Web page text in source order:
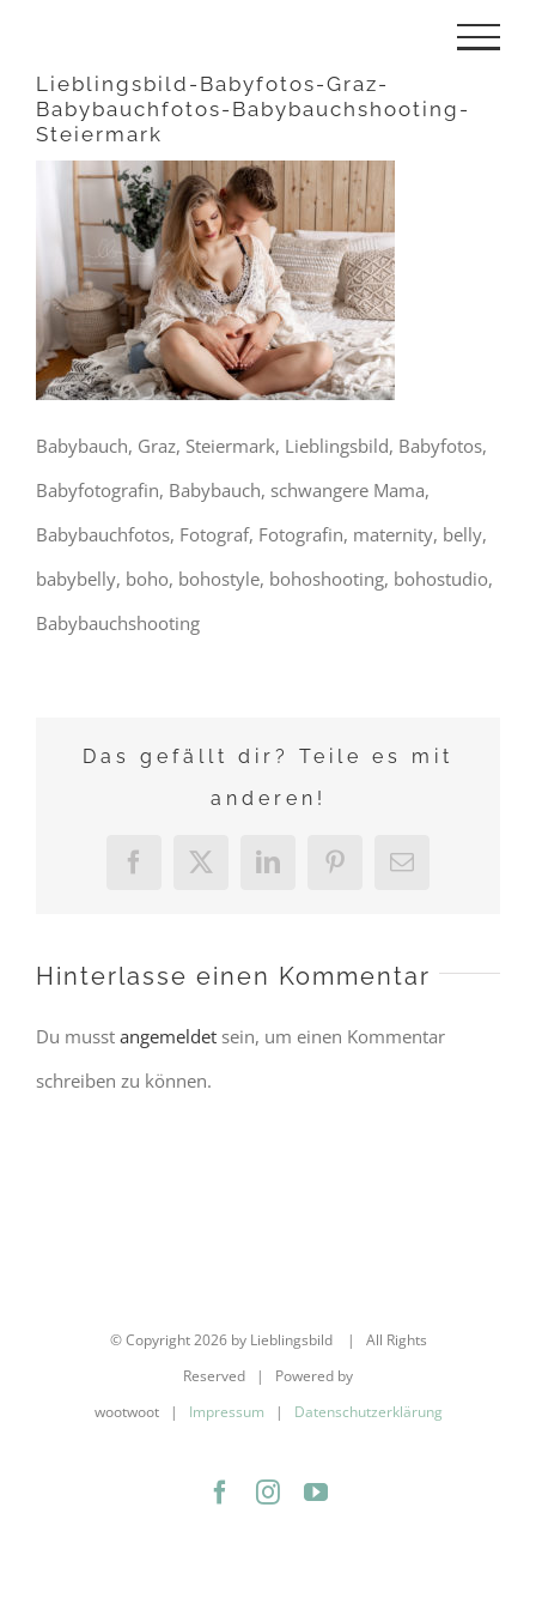
springen
Lieblingsbild-Babyfotos-Graz-
Babybauchfotos-Babybauchshooting-
Steiermark
Babybauch, Graz, Steiermark, Lieblingsbild, Babyfotos,
Babyfotografin, Babybauch, schwangere Mama,
Babybauchfotos, Fotograf, Fotografin, maternity, belly,
babybelly, boho, bohostyle, bohoshooting, bohostudio,
Babybauchshooting
Das gefällt dir? Teile es mit
anderen!
Facebook
X LinkedInPinterest
E-
Hinterlasse einen Kommentar
Du musst angemeldet sein, um einen Kommentar
schreiben zu können.
© Copyright2026 by Lieblingsbild | All Rights
Reserved | Powered by
wootwoot | Impressum | Datenschutzerklärung
Facebook
InstagramYouTube